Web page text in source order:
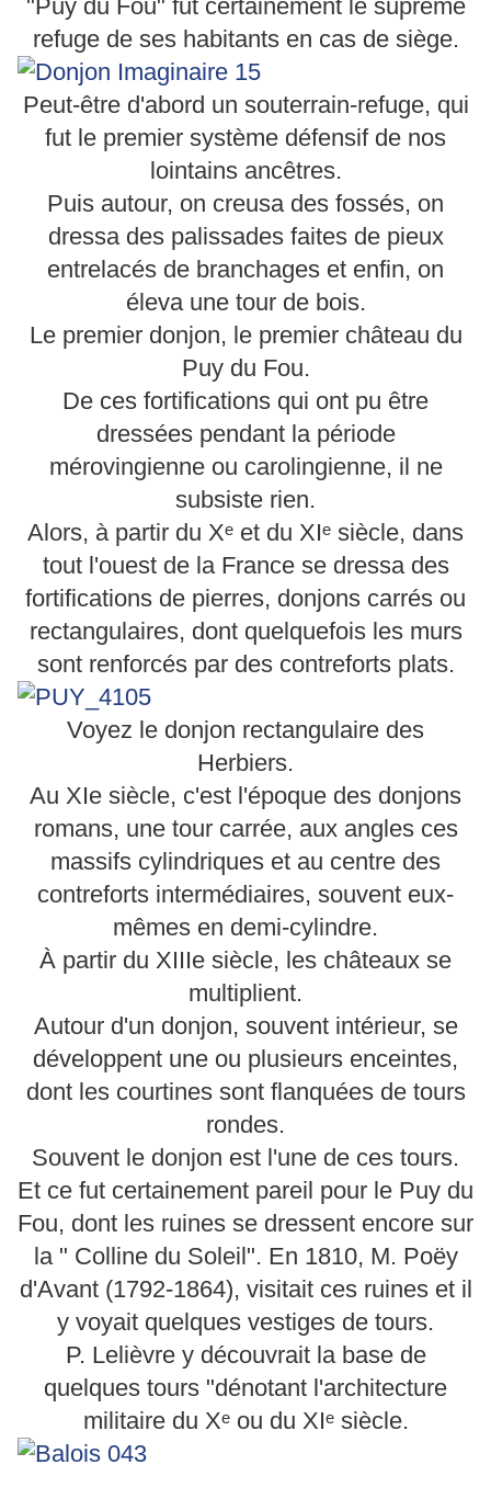
"Puy du Fou" fut certainement le suprême
refuge de ses habitants en cas de siège.
Peut-être d'abord un souterrain-refuge, qui
fut le premier système défensif de nos
lointains ancêtres.
Puis autour, on creusa des fossés, on
dressa des palissades faites de pieux
entrelacés de branchages et enfin, on
éleva une tour de bois.
Le premier donjon, le premier château du
Puy du Fou.
De ces fortifications qui ont pu être
dressées pendant la période
mérovingienne ou carolingienne, il ne
subsiste rien.
Alors, à partir du Xᵉ et du XIᵉ siècle, dans
tout l'ouest de la France se dressa des
fortifications de pierres, donjons carrés ou
rectangulaires, dont quelquefois les murs
sont renforcés par des contreforts plats.
Voyez le donjon rectangulaire des
Herbiers.
Au XIe siècle, c'est l'époque des donjons
romans, une tour carrée, aux angles ces
massifs cylindriques et au centre des
contreforts intermédiaires, souvent eux-
mêmes en demi-cylindre.
À partir du XIIIe siècle, les châteaux se
multiplient.
Autour d'un donjon, souvent intérieur, se
développent une ou plusieurs enceintes,
dont les courtines sont flanquées de tours
rondes.
Souvent le donjon est l'une de ces tours.
Et ce fut certainement pareil pour le Puy du
Fou, dont les ruines se dressent encore sur
la " Colline du Soleil". En 1810, M. Poëy
d'Avant (1792-1864), visitait ces ruines et il
y voyait quelques vestiges de tours.
P. Lelièvre y découvrait la base de
quelques tours "dénotant l'architecture
militaire du Xᵉ ou du XIᵉ siècle.